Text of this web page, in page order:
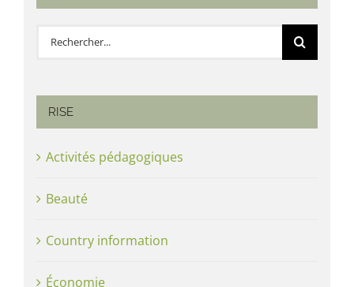
Rechercher:
RISE
Activités pédagogiques
Beauté
Country information
Économie